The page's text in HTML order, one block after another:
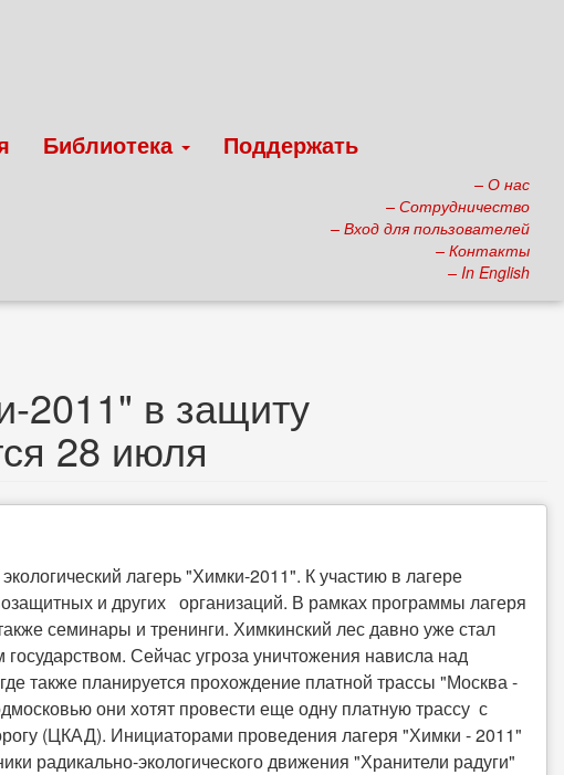
Библиотека Поддержать
– О нас
– Сотрудничество
– Вход для пользователей
– Контакты
– In English
2011" в защиту
28 июля
лагерь "Химки-2011". К участию в лагере
и других организаций. В рамках программы лагеря
семинары и тренинги. Химкинский лес давно уже стал
Сейчас угроза уничтожения нависла над
также планируется прохождение платной трассы "Москва -
они хотят провести еще одну платную трассу с
(ЦКАД). Инициаторами проведения лагеря "Химки - 2011"
радикально-экологического движения "Хранители радуги"